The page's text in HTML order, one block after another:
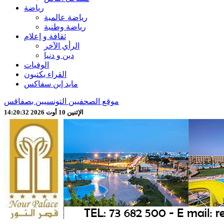
رياضة
رياضة عالمية
رياضة وطنية
ثقافة و إعلام
الرأي الآخر
دين و دنيا
الوفيات
القراء يكتبون
مايد إين سفاكس
موقع الصحفيين التونسيين بصفاقس
الإثنين 10 أوت 2026 14:20:34